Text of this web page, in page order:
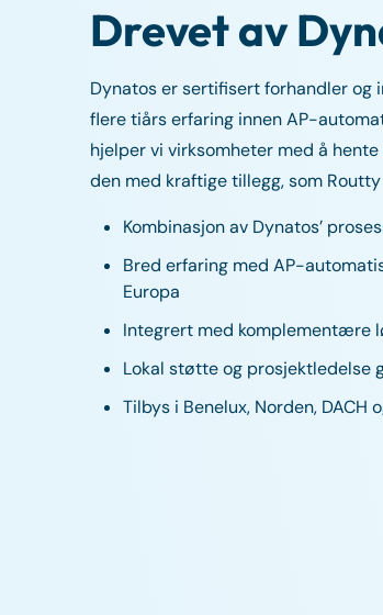
Drevet av
Dynatos er sertifisert forhandler og
flere tiårs erfaring innen AP-
hjelper vi virksomheter med å
den med kraftige tillegg, som
Kombinasjon av Dynatos’
Bred erfaring med AP-
Europa
Integrert med komplementære
Lokal støtte og prosjektledelse
Tilbys i Benelux, Norden, DACH